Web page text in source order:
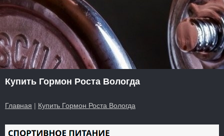
Купить Гормон Роста Вологда
Главная | Купить Гормон Роста Вологда